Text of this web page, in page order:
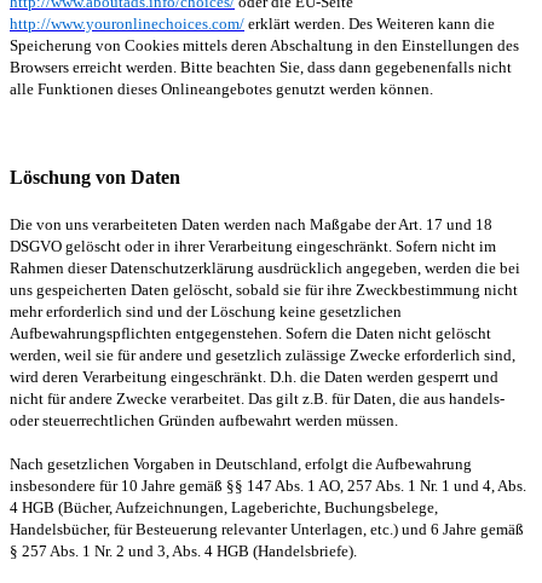
http://www.youronlinechoices.com/ erklärt werden. Des Weiteren kann die
Speicherung von Cookies mittels deren Abschaltung in den Einstellungen des
Browsers erreicht werden. Bitte beachten Sie, dass dann gegebenenfalls nicht
alle Funktionen dieses Onlineangebotes genutzt werden können.
Löschung von Daten
Die von uns verarbeiteten Daten werden nach Maßgabe der Art. 17 und 18
DSGVO gelöscht oder in ihrer Verarbeitung eingeschränkt. Sofern nicht im
Rahmen dieser Datenschutzerklärung ausdrücklich angegeben, werden die bei
uns gespeicherten Daten gelöscht, sobald sie für ihre Zweckbestimmung nicht
mehr erforderlich sind und der Löschung keine gesetzlichen
Aufbewahrungspflichten entgegenstehen. Sofern die Daten nicht gelöscht
werden, weil sie für andere und gesetzlich zulässige Zwecke erforderlich sind,
wird deren Verarbeitung eingeschränkt. D.h. die Daten werden gesperrt und
nicht für andere Zwecke verarbeitet. Das gilt z.B. für Daten, die aus handels-
oder steuerrechtlichen Gründen aufbewahrt werden müssen.
Nach gesetzlichen Vorgaben in Deutschland, erfolgt die Aufbewahrung
insbesondere für 10 Jahre gemäß §§ 147 Abs. 1 AO, 257 Abs. 1 Nr. 1 und 4, Abs.
4 HGB (Bücher, Aufzeichnungen, Lageberichte, Buchungsbelege,
Handelsbücher, für Besteuerung relevanter Unterlagen, etc.) und 6 Jahre gemäß
§ 257 Abs. 1 Nr. 2 und 3, Abs. 4 HGB (Handelsbriefe).